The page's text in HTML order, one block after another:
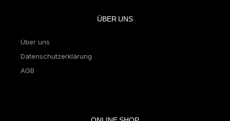
ÜBER UNS
Über uns
Datenschutzerklärung
AGB